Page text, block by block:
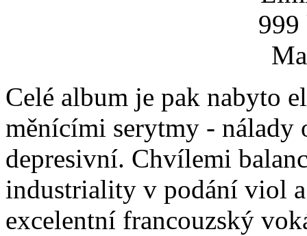
Celé album je pak nabyto
měnícími serytmy - nálady
depresivní. Chvílemi
industriality v podání viol
excelentní francouzský